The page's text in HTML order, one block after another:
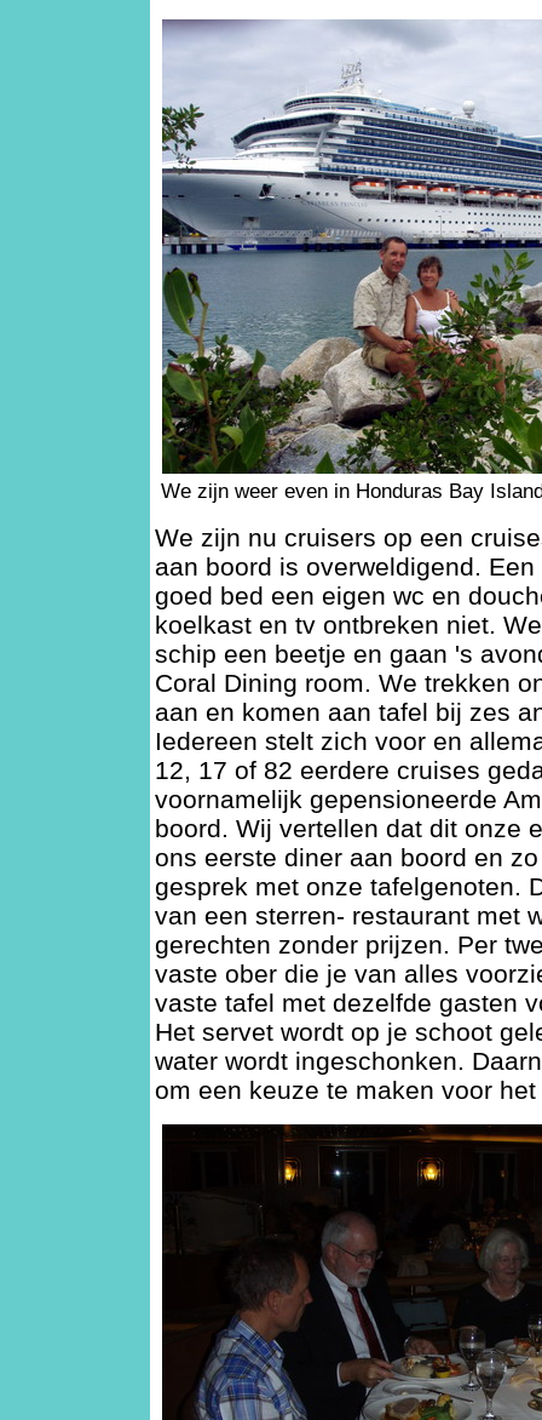
We zijn weer even in Honduras Bay
We zijn nu cruisers op een
aan boord is overweldigend.
goed bed een eigen wc en
koelkast en tv ontbreken niet.
schip een beetje en gaan 's
Coral Dining room. We trekken
aan en komen aan tafel bij zes
Iedereen stelt zich voor en
12, 17 of 82 eerdere cruises
voornamelijk gepensioneerde
boord. Wij vertellen dat dit onze
ons eerste diner aan boord en
gesprek met onze tafelgenoten.
van een sterren- restaurant met
gerechten zonder prijzen. Per
vaste ober die je van alles
vaste tafel met dezelfde gasten
Het servet wordt op je schoot
water wordt ingeschonken.
om een keuze te maken voor